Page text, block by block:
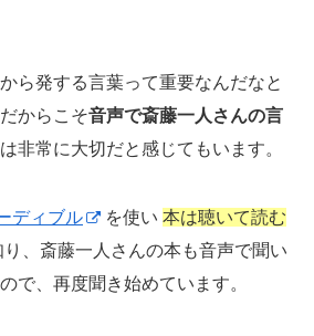
ら発する言葉って重要なんだなと
からこそ音声で斎藤一人さんの言
は非常に大切だと感じてもいます。
ディブル を使い 本は聴いて読む
、斎藤一人さんの本も音声で聞い
で、再度聞き始めています。